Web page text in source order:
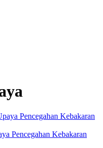
Pencegahan Kebakaran